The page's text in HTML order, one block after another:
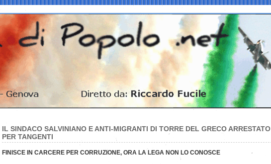
IL SINDACO SALVINIANO E ANTI-MIGRANTI DI TORRE DEL GRECO ARRESTATO
PER TANGENTI
FINISCE IN CARCERE PER CORRUZIONE, ORA LA LEGA NON LO CONOSCE